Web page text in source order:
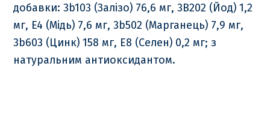
добавки: 3b103 (Залізо) 76,6 мг, 3B202 (Йод) 1,2
мг, E4 (Мідь) 7,6 мг, 3b502 (Марганець) 7,9 мг,
3b603 (Цинк) 158 мг, E8 (Селен) 0,2 мг; з
натуральним антиоксидантом.